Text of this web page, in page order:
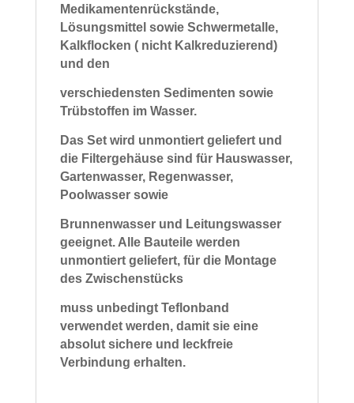
Medikamentenrückstände,
Lösungsmittel sowie Schwermetalle,
Kalkflocken ( nicht Kalkreduzierend)
und den
verschiedensten Sedimenten sowie
Trübstoffen im Wasser.
Das Set wird unmontiert geliefert und
die Filtergehäuse sind fürHauswasser,
Gartenwasser, Regenwasser,
Poolwasser sowie
Brunnenwasser und Leitungswasser
geeignet. Alle Bauteile werden
unmontiert geliefert, für die Montage
des Zwischenstücks
muss unbedingt Teflonband
verwendet werden, damit sie eine
absolut sichere und leckfreie
Verbindung erhalten.